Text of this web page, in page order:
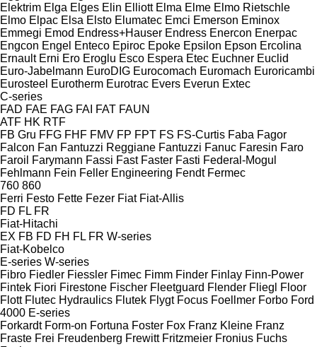
Elektrim Elga Elges Elin Elliott Elma Elme Elmo Rietschle
Elmo Elpac Elsa Elsto Elumatec Emci Emerson Eminox
Emmegi Emod Endress+Hauser Endress Enercon Enerpac
Engcon Engel Enteco Epiroc Epoke Epsilon Epson Ercolina
Ernault Erni Ero Eroglu Esco Espera Etec Euchner Euclid
Euro-Jabelmann EuroDIG Eurocomach Euromach Euroricambi
Eurosteel Eurotherm Eurotrac Evers Everun Extec
C-series
FAD FAE FAG FAI FAT FAUN
ATF HK RTF
FB Gru FFG FHF FMV FP FPT FS FS-Curtis Faba Fagor
Falcon Fan Fantuzzi Reggiane Fantuzzi Fanuc Faresin Faro
Faroil
Farymann Fassi Fast Faster Fasti Federal-Mogul
Fehlmann Fein Feller Engineering Fendt Fermec
760 860
Ferri Festo Fette Fezer Fiat Fiat-Allis
FD FL FR
Fiat-Hitachi
EX FB FD FH FL FR W-series
Fiat-Kobelco
E-series W-series
Fibro Fiedler Fiessler Fimec Fimm Finder Finlay Finn-Power
Fintek Fiori Firestone Fischer Fleetguard Flender Fliegl
Floor
Flott Flutec Hydraulics Flutek Flygt Focus Foellmer Forbo Ford
4000 E-series
Forkardt Form-on Fortuna Foster Fox Franz Kleine Franz
Fraste Frei Freudenberg Frewitt Fritzmeier Fronius Fuchs